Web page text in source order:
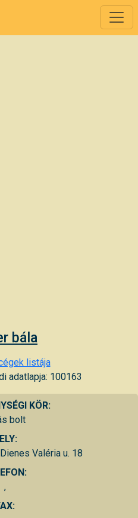
bála
listája
adatlapja: 100163
KÖR:
bolt
Valéria u. 18
,